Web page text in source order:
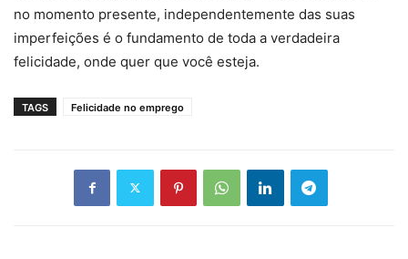
no momento presente, independentemente das suas
imperfeições é o fundamento de toda a verdadeira
felicidade, onde quer que você esteja.
TAGS Felicidade no emprego